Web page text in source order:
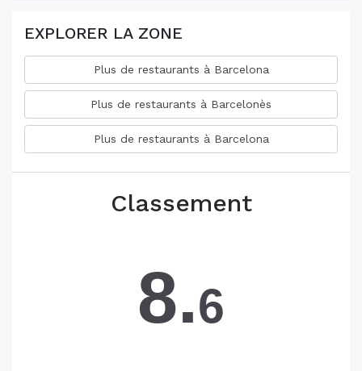
EXPLORER LA ZONE
Plus de restaurants à Barcelona
Plus de restaurants à Barcelonès
Plus de restaurants à Barcelona
Classement
8.6